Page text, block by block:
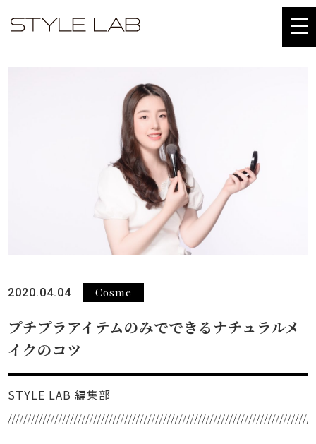
2020.04.04 Cosme
プチプラアイテムのみでできるナチュラルメ
イクのコツ
STYLE LAB 編集部